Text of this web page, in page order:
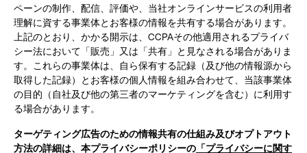
ペーンの制作、配信、評価や、当社オンラインサービスの利用者
理解に資する事業体とお客様の情報を共有する場合があります。
上記のとおり、かかる開示は、CCPAその他適用されるプライバ
シー法において「販売」又は「共有」と見なされる場合がありま
す。これらの事業体は、自ら保有する記録（及び他の情報源から
取得した記録）とお客様の個人情報を組み合わせて、当該事業体
の目的（自社及び他の第三者のマーケティングを含む）に利用す
る場合があります。
ターゲティング広告のための情報共有の仕組み及びオプトアウト
方法の詳細は、本プライバシーポリシーの 「プライバシーに関す